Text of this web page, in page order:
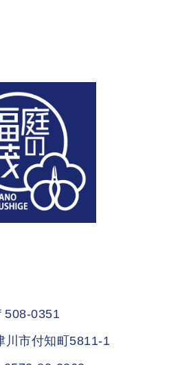
508-0351
川市付知町5811-1